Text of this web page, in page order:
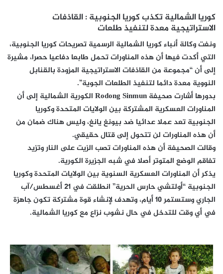
كوريا الشمالية تكذب كوريا الجنوبية : القاذفات
الاستراتيجية معدة لتنفيذ طلعات
ونفت وكالة أنباء كوريا الشمالية الرسمية تصريحات كوريا الجنوبية،
التي أكدت فيها أن هذه المناورات تحمل طابعا دفاعيا حصرا، مشيرة
إلى أن “مجموعة من القاذفات الاستراتيجية المزودة بالقنابل
النووية معدة دائما لتنفيذ الطلعات الجوية”.
بدورها أشارت صحيفة Rodong Sinmun الكورية الشمالية إلى أن
المناورات العسكرية المشتركة بين الولايات المتحدة وكوريا
الجنوبية تعد عملا عدائيا ضد بيونغ يانغ، وليس هناك ضمان من
أن هذه المناورات لن تتحول إلى قتال حقيقي.
وقالت الصحيفة أن هذه المناورات تصب الزيت على النار وتزيد
تفاقم الوضع المتوتر أصلا في شبه الجزيرة الكورية.
يذكر أن المناورات العسكرية السنوية بين الولايات المتحدة وكوريا
الجنوبية “أولتشي حارس الحرية” انطلقت في 21 أغسطس/آب
الجاري وستستمر 10 أيام، وتهدف لإنشاء قوة مشتركة تكون جاهزة
في أي وقت للتدخل في حال نشوب نزاع مع كوريا الشمالية.